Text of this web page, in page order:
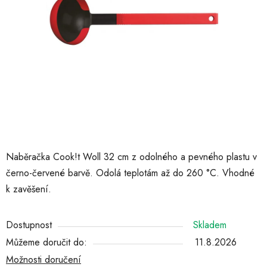
Naběračka Cook!t Woll 32 cm z odolného a pevného plastu v
černo-červené barvě. Odolá teplotám až do 260 °C. Vhodné
k zavěšení.
Dostupnost
Skladem
Můžeme doručit do:
11.8.2026
Možnosti doručení